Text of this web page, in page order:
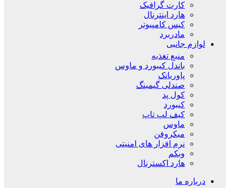
کارت گرافیک
هارد اینترنال
کیس کامپیوتر
مادربرد
لوازم جانبی
منبع تغذیه
باندل کیبورد و ماوس
پاوربانک
صندلی گیمینگ
کول پد
کیبورد
کیف لپ تاپ
ماوس
میکروفن
نرم افزار های امنیتی
وبکم
هارد اکسترنال
درباره ما